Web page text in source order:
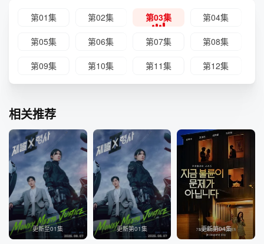
第01集 第02集 第03集 第04集
第05集 第06集 第07集 第08集
第09集 第10集 第11集 第12集
相关推荐
更新至01集 更新第01集 更新第04集